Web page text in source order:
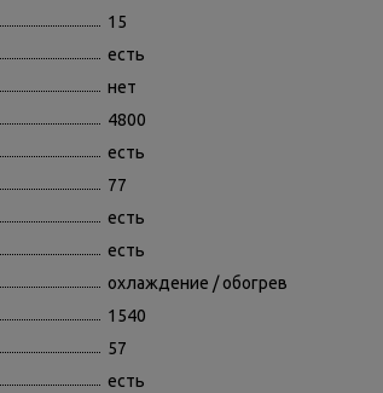
15
есть
нет
4800
есть
77
есть
есть
охлаждение / обогрев
1540
57
есть